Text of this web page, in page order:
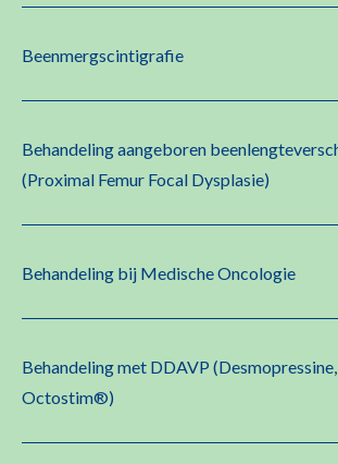
Beenmergscintigrafie
Behandeling aangeboren
(Proximal Femur Focal Dysplasie)
Behandeling bij Medische Oncologie
Behandeling met DDAVP
Octostim®)